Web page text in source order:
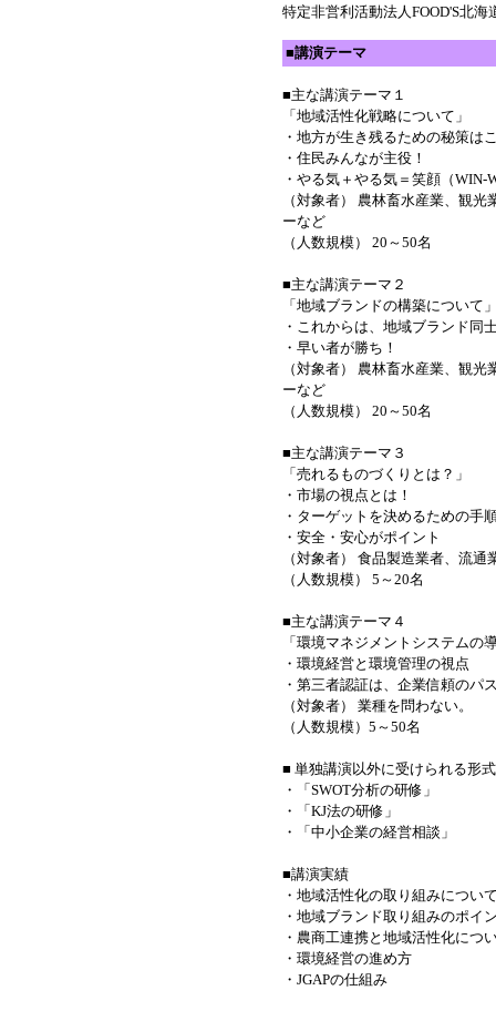
特定非営利活動法人FOOD'S北
■講演テーマ
■主な講演テーマ１
「地域活性化戦略について」
・地方が生き残るための秘策は
・住民みんなが主役！
・やる気＋やる気＝笑顔（WIN-
（対象者） 農林畜水産業、観
ーなど
（人数規模） 20～50名
■主な講演テーマ２
「地域ブランドの構築について
・これからは、地域ブランド同
・早い者が勝ち！
（対象者） 農林畜水産業、観
ーなど
（人数規模） 20～50名
■主な講演テーマ３
「売れるものづくりとは？」
・市場の視点とは！
・ターゲットを決めるための手
・安全・安心がポイント
（対象者） 食品製造業者、流
（人数規模） 5～20名
■主な講演テーマ４
「環境マネジメントシステムの
・環境経営と環境管理の視点
・第三者認証は、企業信頼のパ
（対象者） 業種を問わない。
（人数規模）5～50名
■ 単独講演以外に受けられる形式
・「SWOT分析の研修」
・「KJ法の研修」
・「中小企業の経営相談」
■講演実績
・地域活性化の取り組みについ
・地域ブランド取り組みのポイ
・農商工連携と地域活性化につ
・環境経営の進め方
・JGAPの仕組み